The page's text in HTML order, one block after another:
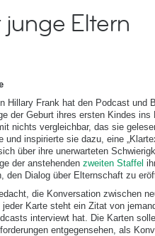
Eltern
Hillary Frank hat den Podcast und
der Geburt ihres ersten Kindes ins
nichts vergleichbar, das sie
inspirierte sie dazu, eine
über ihre unerwarteten
der anstehenden zweiten Staffel
den Dialog über Elternschaft zu
die Konversation zwischen
jeder Karte steht ein Zitat von
interviewt hat. Die Karten
entgegensehen, als